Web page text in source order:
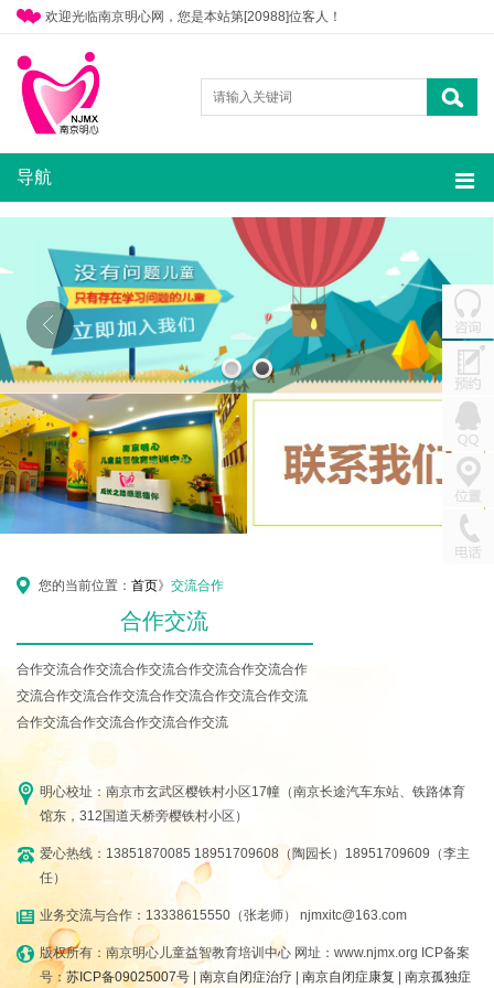
欢迎光临南京明心网，您是本站第[20988]位客人！
导航
您的当前位置： 首页 》 交流合作
合作交流
合作交流合作交流合作交流合作交流合作交流合作
交流合作交流合作交流合作交流合作交流合作交流
合作交流合作交流合作交流合作交流
明心校址：南京市玄武区樱铁村小区17幢（南京长途汽车东站、铁路体育
馆东，312国道天桥旁樱铁村小区）
爱心热线：13851870085 18951709608（陶园长）18951709609（李主
任）
业务交流与合作：13338615550（张老师） njmxitc@163.com
版权所有：南京明心儿童益智教育培训中心 网址：www.njmx.org ICP备案
号： 苏ICP备09025007号 南京自闭症治疗 南京自闭症康复 南京孤独症